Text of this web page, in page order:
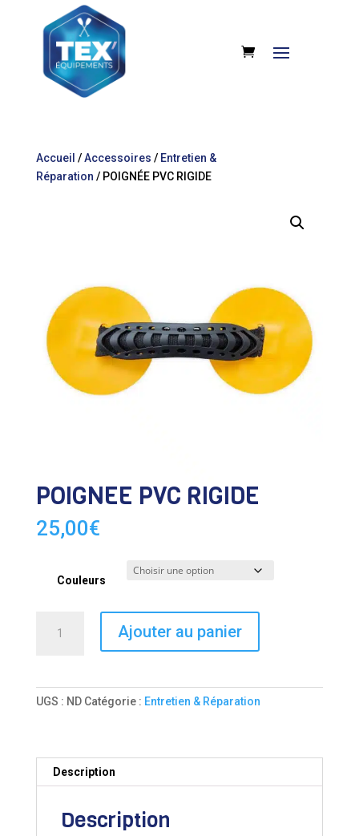
Accueil /Accessoires / Entretien &
Réparation / POIGNÉE PVC RIGIDE
POIGNÉE PVC RIGIDE
25,00€
Couleurs
RIGIDE
Ajouter au panier
UGS : ND Catégorie : Entretien & Réparation
Description
Description